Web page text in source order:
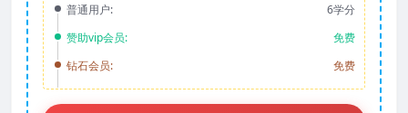
普通用户:
6学分
赞助vip会员:
免费
钻石会员:
免费